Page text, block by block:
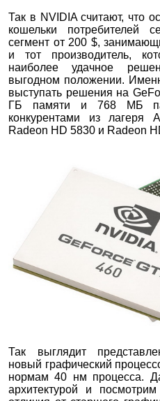
Так в NVIDIA считают, что
кошельки потребителей
сегмент от 200 $,
и тот производитель,
наиболее удачное
выгодном положении.
выступать решения на
ГБ памяти и 768 МБ
конкурентами из лагеря
Radeon HD 5830 и Radeon
Так выглядит
новый графический
нормам 40 нм процесса.
архитектурой и